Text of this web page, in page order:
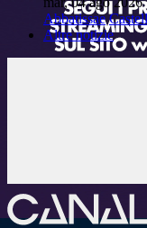
Abbatissae
Altre notizie